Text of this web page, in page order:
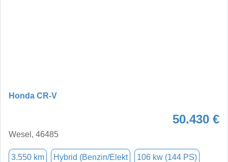
Honda CR-V
50.430 €
Wesel, 46485
3.550 km Hybrid (Benzin/Elekt 106 kw (144 PS)